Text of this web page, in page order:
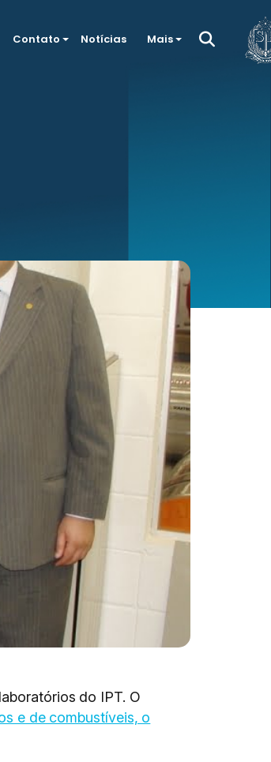
Contato Notícias Mais
do IPT. O
e de combustíveis, o